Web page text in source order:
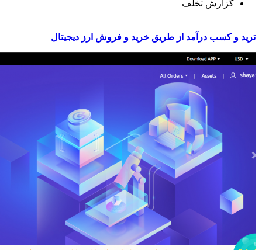
گزارش تخلف
ترید و کسب درآمد از طریق خرید و فروش ارز دیجیتال